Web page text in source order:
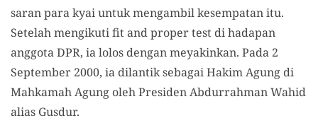
saran para kyai untuk mengambil kesempatan itu.
Setelah mengikuti fit and proper test di hadapan
anggota DPR, ia lolos dengan meyakinkan. Pada 2
September 2000, ia dilantik sebagai Hakim Agung di
Mahkamah Agung oleh Presiden Abdurrahman Wahid
alias Gusdur.